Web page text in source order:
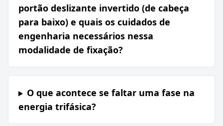
portão deslizante invertido (de cabeça
para baixo) e quais os cuidados de
engenharia necessários nessa
modalidade de fixação?
O que acontece se faltar uma fase na
energia trifásica?